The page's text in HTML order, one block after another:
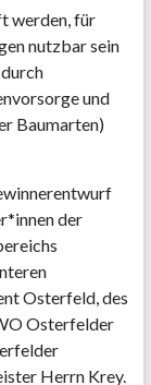
werden, für
nutzbar sein
und
Baumarten)
der
Osterfeld, des
Osterfelder
Herrn Krey.